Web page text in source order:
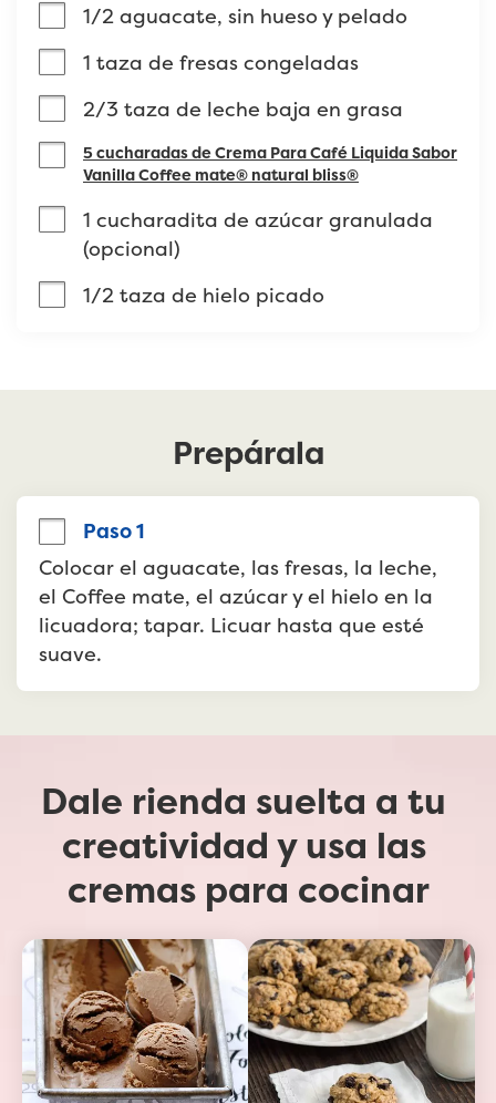
1/2 aguacate, sin hueso y pelado
1 taza de fresas congeladas
2/3 taza de leche baja en grasa
5 cucharadas de Crema Para Café Liquida Sabor
Vanilla Coffee mate® natural bliss®
1 cucharadita de azúcar granulada
(opcional)
1/2 taza de hielo picado
Prepárala
Paso 1
Colocar el aguacate, las fresas, la leche,
el Coffee mate, el azúcar y el hielo en la
licuadora; tapar. Licuar hasta que esté
suave.
Dale rienda suelta a tu
creatividad y usa las
cremas para cocinar